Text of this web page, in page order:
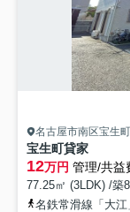
名古屋市南区宝生町
宝生町貸家
12万円 管理/共益
77.25㎡ (3LDK) /築
名鉄常滑線「大